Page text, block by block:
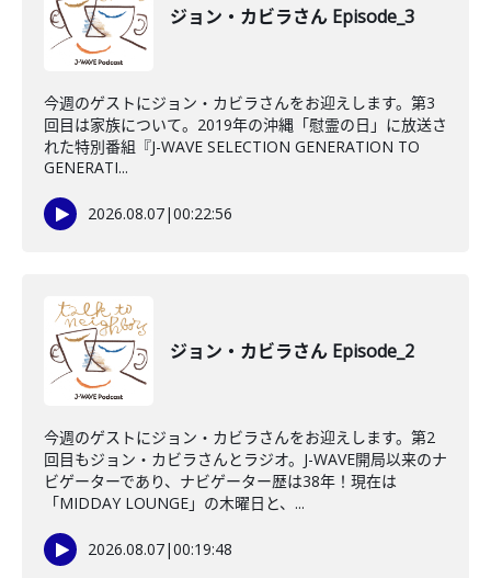
ジョン・カビラさん Episode_3
今週のゲストにジョン・カビラさんをお迎えします。第3
回目は家族について。2019年の沖縄「慰霊の日」に放送さ
れた特別番組『J-WAVE SELECTION GENERATION TO
GENERATI...
2026.08.07|00:22:56
ジョン・カビラさん Episode_2
今週のゲストにジョン・カビラさんをお迎えします。第2
回目もジョン・カビラさんとラジオ。J-WAVE開局以来のナ
ビゲーターであり、ナビゲーター歴は38年！現在は
「MIDDAY LOUNGE」の木曜日と、...
2026.08.07|00:19:48